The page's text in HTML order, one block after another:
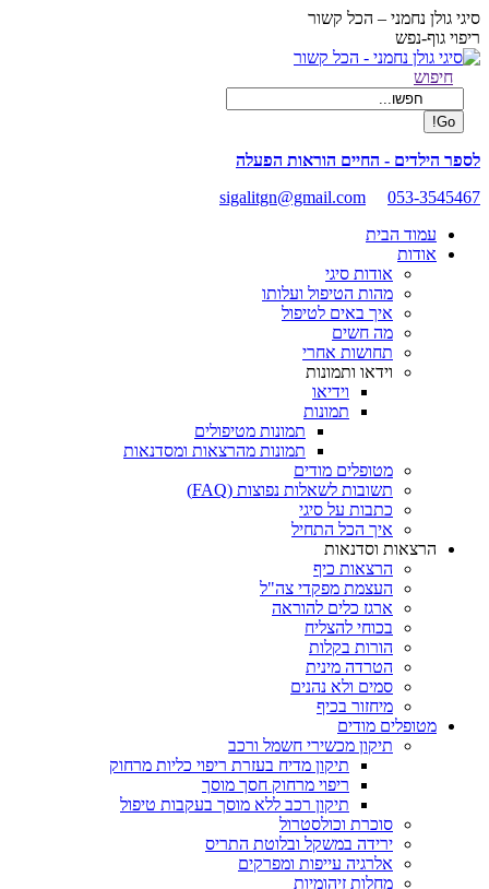
Skip
to
content
סיגי גולן נחמני – הכל קשור
ריפוי גוף-נפש
Facebook
opens
new
window
Search:
חיפוש
לספר הילדים - החיים הוראות הפעלה
sigalitgn@gmail.com
053-3545467
עמוד הבית
אודות
אודות סיגי
מהות הטיפול ועלותו
איך באים לטיפול
מה חשים
תחושות אחרי
וידאו ותמונות
וידיאו
תמונות
תמונות מטיפולים
תמונות מהרצאות ומסדנאות
מטופלים מודים
תשובות לשאלות נפוצות (FAQ)
כתבות על סיגי
איך הכל התחיל
הרצאות וסדנאות
הרצאות כיף
העצמת מפקדי צה"ל
ארגז כלים להוראה
בכוחי להצליח
הורות בקלות
הטרדה מינית
סמים ולא נהנים
מיחזור בכיף
מטופלים מודים
תיקון מכשירי חשמל ורכב
תיקון מדיח בעזרת ריפוי כליות מרחוק
ריפוי מרחוק חסך מוסך
תיקון רכב ללא מוסך בעקבות טיפול
סוכרת וכולסטרול
ירידה במשקל ובלוטת התריס
אלרגיה עייפות ומפרקים
מחלות זיהומיות